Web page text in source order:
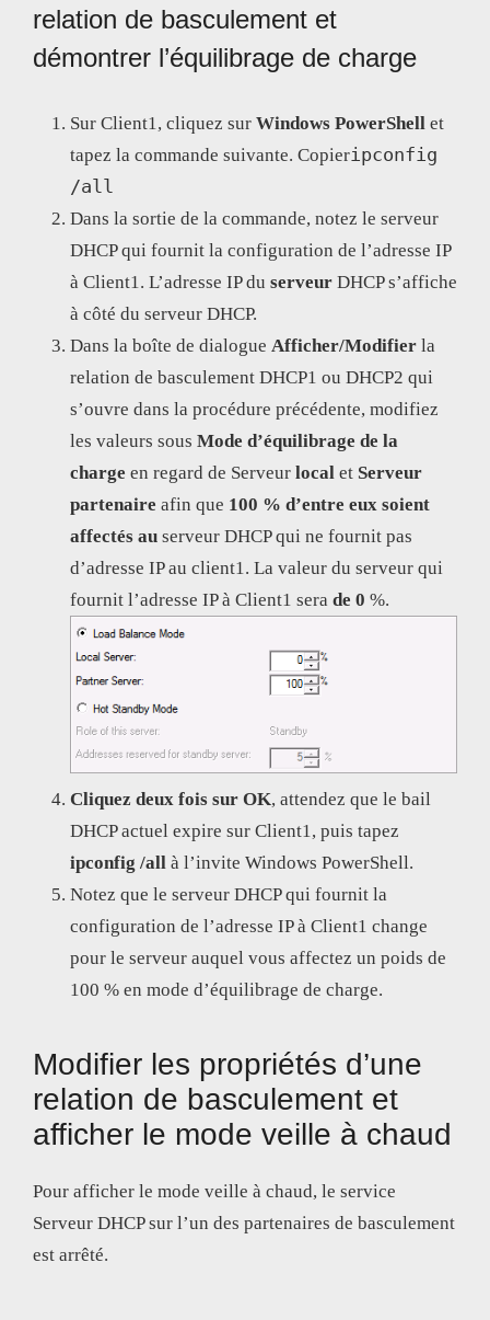
relation de basculement et
démontrer l’équilibrage de charge
Sur Client1, cliquez sur Windows PowerShell et
tapez la commande suivante. Copieripconfig
/all
Dans la sortie de la commande, notez le serveur
DHCP qui fournit la configuration de l’adresse IP
à Client1. L’adresse IP du serveur DHCP s’affiche
à côté du serveur DHCP.
Dans la boîte de dialogue Afficher/Modifier la
relation de basculement DHCP1 ou DHCP2 qui
s’ouvre dans la procédure précédente, modifiez
les valeurs sous Mode d’équilibrage de la
charge en regard de Serveur local et Serveur
partenaire afin que 100 % d’entre eux soient
affectés au serveur DHCP qui ne fournit pas
d’adresse IP au client1. La valeur du serveur qui
fournit l’adresse IP à Client1 sera de 0 %.
Cliquez deux fois sur OK, attendez que le bail
DHCP actuel expire sur Client1, puis tapez
ipconfig /all à l’invite Windows PowerShell.
Notez que le serveur DHCP qui fournit la
configuration de l’adresse IP à Client1 change
pour le serveur auquel vous affectez un poids de
100 % en mode d’équilibrage de charge.
Modifier les propriétés d’une
relation de basculement et
afficher le mode veille à chaud
Pour afficher le mode veille à chaud, le service
Serveur DHCP sur l’un des partenaires de basculement
est arrêté.